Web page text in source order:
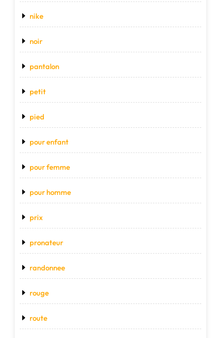
nike
noir
pantalon
petit
pied
pour enfant
pour femme
pour homme
prix
pronateur
randonnee
rouge
route